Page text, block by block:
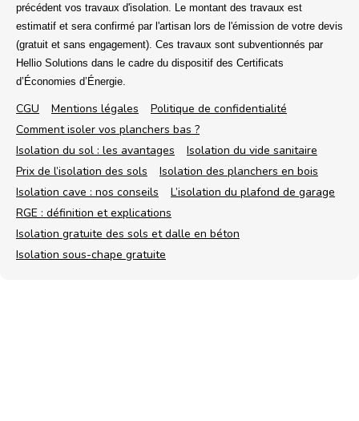
précédent vos travaux d'isolation. Le montant des travaux est
estimatif et sera confirmé par l'artisan lors de l'émission de votre devis
(gratuit et sans engagement). Ces travaux sont subventionnés par
Hellio Solutions dans le cadre du dispositif des Certificats
d’Économies d’Énergie.
CGU Mentions légales
Politique de confidentialité
Comment isoler vos planchers bas ?
Isolation du sol : les avantages
Isolation du vide sanitaire
Prix de l’isolation des sols
Isolation des planchers en bois
Isolation cave : nos conseils
L’isolation du plafond de garage
RGE : définition et explications
Isolation gratuite des sols et dalle en béton
Isolation sous-chape gratuite